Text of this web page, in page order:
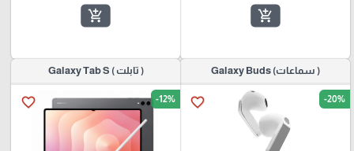
add_shopping_cart
add_shopping_cart
( سماعات) Galaxy Buds
favorite_border -20%
( تابلت ) Galaxy Tab S
favorite_border -12%